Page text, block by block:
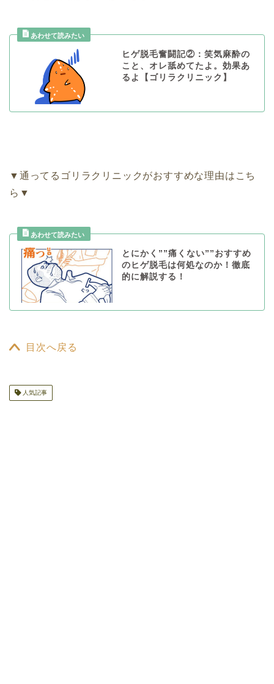
ヒゲ脱毛奮闘記②：笑気麻酔の
こと、オレ舐めてたよ。効果あ
るよ【ゴリラクリニック】
▼通ってるゴリラクリニックがおすすめな理由はこち
ら▼
とにかく””痛くない””おすすめ
のヒゲ脱毛は何処なのか！徹底
的に解説する！
目次へ戻る
人気記事